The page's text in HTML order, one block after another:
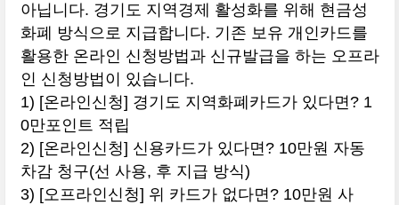
아닙니다. 경기도 지역경제 활성화를 위해 현금성
화폐 방식으로 지급합니다. 기존 보유 개인카드를
활용한 온라인 신청방법과 신규발급을 하는 오프라
인 신청방법이 있습니다.
1) [온라인신청] 경기도 지역화폐카드가 있다면? 1
0만포인트 적립
2) [온라인신청] 신용카드가 있다면? 10만원 자동
차감 청구(선 사용, 후 지급 방식)
3) [오프라인신청] 위 카드가 없다면? 10만원 사